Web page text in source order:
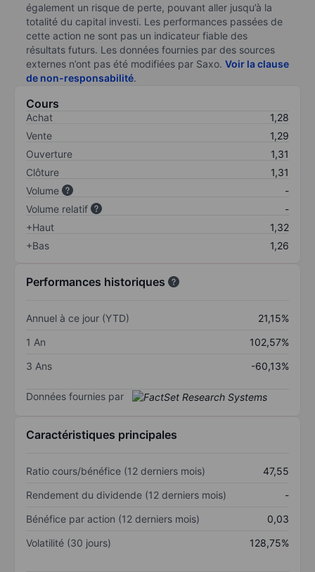
également un risque de perte, pouvant aller jusqu’à la
totalité du capital investi. Les performances passées de
cette action ne sont pas un indicateur fiable des
résultats futurs. Les données fournies par des sources
externes n’ont pas été modifiées par Saxo. Voir la clause
de non-responsabilité.
Cours
Achat
1,28
Vente
1,29
Ouverture
1,31
Clôture
1,31
Volume
-
Volume relatif
-
+Haut
1,32
+Bas
1,26
Performances historiques
Annuel à ce jour (YTD)
21,15%
1 An
102,57%
3 Ans
-60,13%
Données fournies par
Caractéristiques principales
Ratio cours/bénéfice (12 derniers mois)
47,55
Rendement du dividende (12 derniers mois)
-
Bénéfice par action (12 derniers mois)
0,03
Volatilité (30 jours)
128,75%